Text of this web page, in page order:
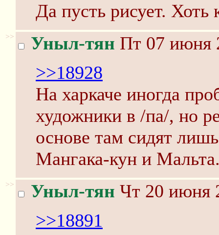
Да пусть рисует. Хоть
>> Уныл-тян Пт 07 июня
>>18928
На харкаче иногда
художники в /па/, но
основе там сидят
Мангака-кун и
>> Уныл-тян Чт 20 июня
>>18891